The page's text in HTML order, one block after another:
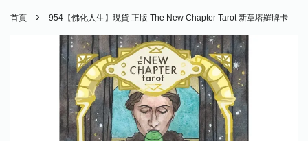
首頁 › 954【佛化人生】現貨 正版 The New Chapter Tarot 新章塔羅牌卡